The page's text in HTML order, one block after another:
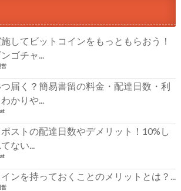
してビットコインをもっともらおう！
ゴチャ...
届く？簡易書留の料金・配達日数・利
かりや...
ストの配達日数やデメリット！10%し
ない...
ンを持っておくことのメリットとは？...